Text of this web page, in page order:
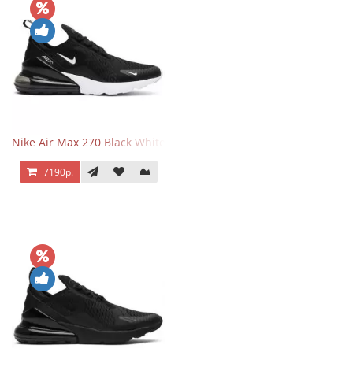
Nike Air Max 270 Black White
7190р.